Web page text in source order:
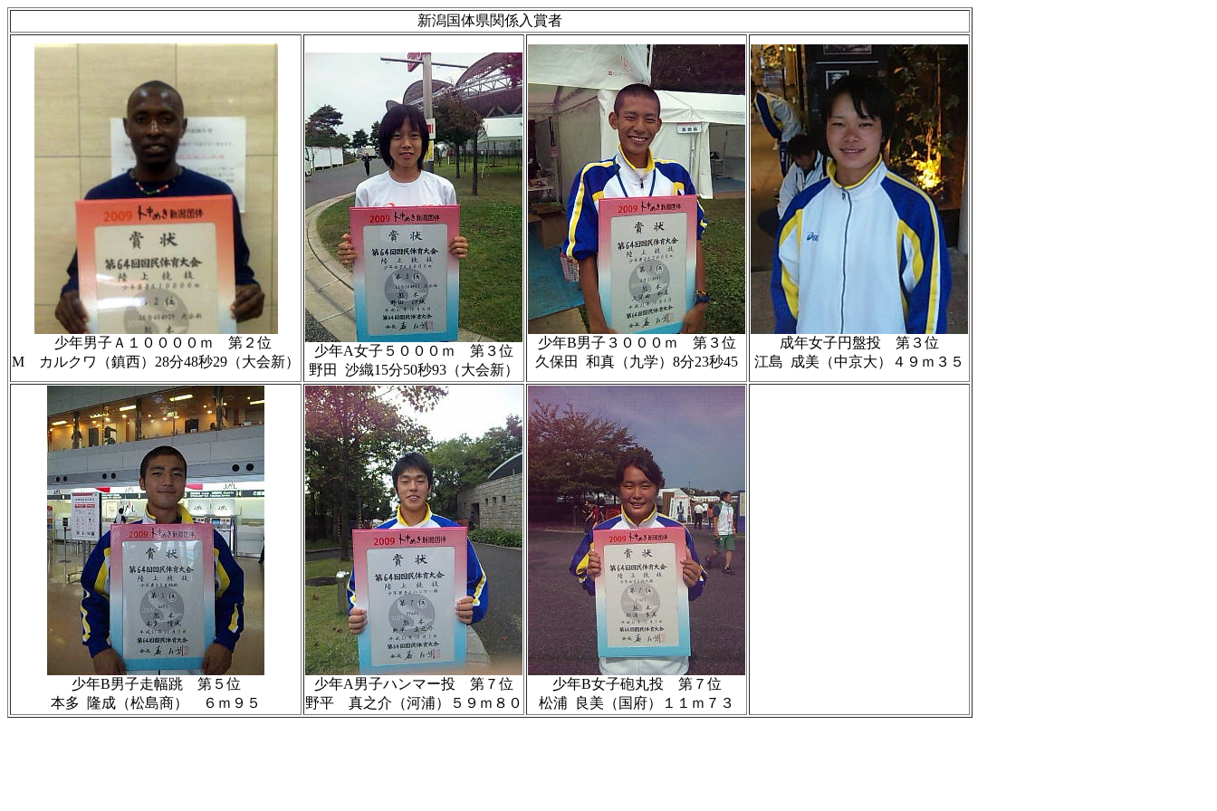
新潟国体県関係入賞者
少年男子Ａ１００００ｍ 第２位
M カルクワ（鎮西）28分48秒29（大会新）
少年A女子５０００ｍ 第３位
野田 沙織15分50秒93（大会新）
少年B男子３０００ｍ 第３位
久保田 和真（九学）8分23秒45
成年女子円盤投 第３位
江島 成美（中京大）４９ｍ３５
少年B男子走幅跳 第５位
本多 隆成（松島商） ６ｍ９５
少年A男子ハンマー投 第７位
野平 真之介（河浦）５９ｍ８０
少年B女子砲丸投 第７位
松浦 良美（国府）１１ｍ７３